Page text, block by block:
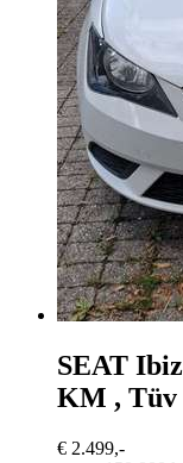
SEAT
KM , Tüv
€ 2.499,-